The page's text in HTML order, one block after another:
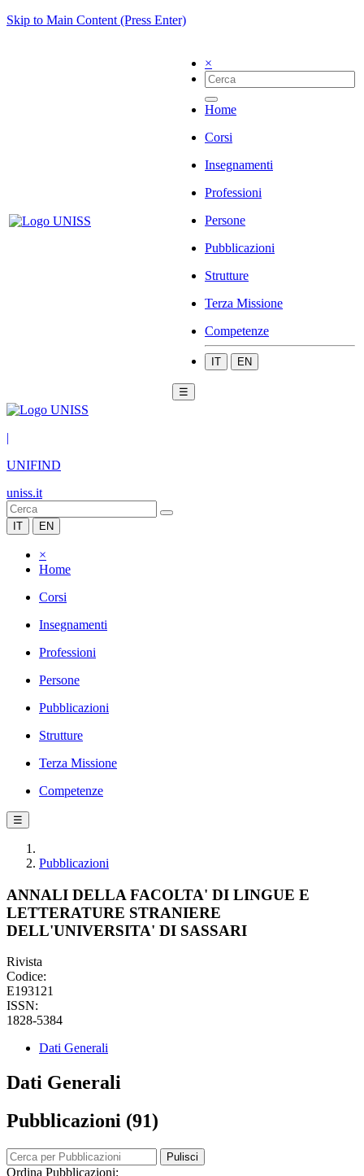
Skip to Main Content (Press Enter)
×
Home
Corsi
Insegnamenti
Professioni
Persone
Pubblicazioni
Strutture
Terza Missione
Competenze
IT EN
☰
|
UNIFIND
uniss.it
IT EN
×
Home
Corsi
Insegnamenti
Professioni
Persone
Pubblicazioni
Strutture
Terza Missione
Competenze
☰
Pubblicazioni
ANNALI DELLA FACOLTA' DI LINGUE E
LETTERATURE STRANIERE
DELL'UNIVERSITA' DI SASSARI
Rivista
Codice:
E193121
ISSN:
1828-5384
Dati Generali
Dati Generali
Pubblicazioni (91)
Pulisci
Ordina Pubblicazioni: